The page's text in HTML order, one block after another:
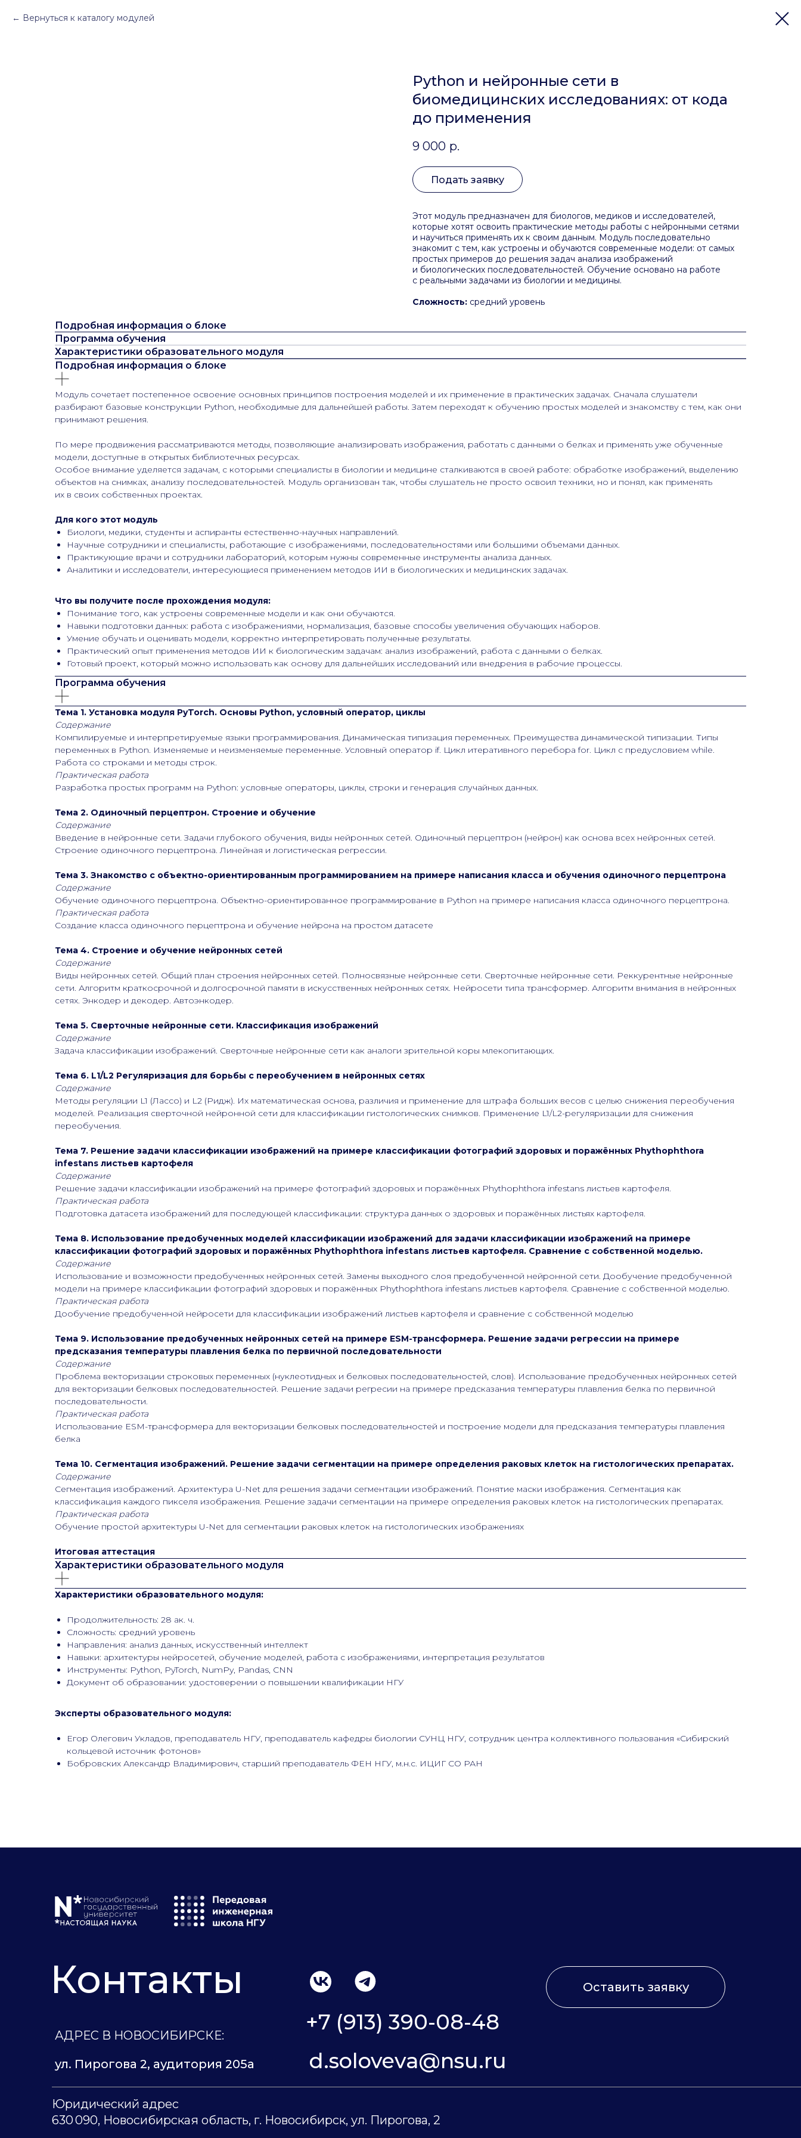
Вернуться к каталогу модулей
Python и нейронные сети в
биомедицинских исследованиях: от кода
до применения
9 000 р.
Подать заявку
Этот модуль предназначен для биологов, медиков и исследователей,
которые хотят освоить практические методы работы с нейронными сетями
и научиться применять их к своим данным. Модуль последовательно
знакомит с тем, как устроены и обучаются современные модели: от самых
простых примеров до решения задач анализа изображений
и биологических последовательностей. Обучение основано на работе
с реальными задачами из биологии и медицины.
Сложность: средний уровень
Подробная информация о блоке
Программа обучения
Характеристики образовательного модуля
Подробная информация о блоке
Модуль сочетает постепенное освоение основных принципов построения моделей и их применение в практических задачах. Сначала слушатели
разбирают базовые конструкции Python, необходимые для дальнейшей работы. Затем переходят к обучению простых моделей и знакомству с тем, как они
принимают решения.
По мере продвижения рассматриваются методы, позволяющие анализировать изображения, работать с данными о белках и применять уже обученные
модели, доступные в открытых библиотечных ресурсах.
Особое внимание уделяется задачам, с которыми специалисты в биологии и медицине сталкиваются в своей работе: обработке изображений, выделению
объектов на снимках, анализу последовательностей. Модуль организован так, чтобы слушатель не просто освоил техники, но и понял, как применять
их в своих собственных проектах.
Для кого этот модуль
Биологи, медики, студенты и аспиранты естественно-научных направлений.
Научные сотрудники и специалисты, работающие с изображениями, последовательностями или большими объемами данных.
Практикующие врачи и сотрудники лабораторий, которым нужны современные инструменты анализа данных.
Аналитики и исследователи, интересующиеся применением методов ИИ в биологических и медицинских задачах.
Что вы получите после прохождения модуля:
Понимание того, как устроены современные модели и как они обучаются.
Навыки подготовки данных: работа с изображениями, нормализация, базовые способы увеличения обучающих наборов.
Умение обучать и оценивать модели, корректно интерпретировать полученные результаты.
Практический опыт применения методов ИИ к биологическим задачам: анализ изображений, работа с данными о белках.
Готовый проект, который можно использовать как основу для дальнейших исследований или внедрения в рабочие процессы.
Программа обучения
Тема 1. Установка модуля PyTorch. Основы Python, условный оператор, циклы
Содержание
Компилируемые и интерпретируемые языки программирования. Динамическая типизация переменных. Преимущества динамической типизации. Типы
переменных в Python. Изменяемые и неизменяемые переменные. Условный оператор if. Цикл итеративного перебора for. Цикл с предусловием while.
Работа со строками и методы строк.
Практическая работа
Разработка простых программ на Python: условные операторы, циклы, строки и генерация случайных данных.
Тема 2. Одиночный перцептрон. Строение и обучение
Содержание
Введение в нейронные сети. Задачи глубокого обучения, виды нейронных сетей. Одиночный перцептрон (нейрон) как основа всех нейронных сетей.
Строение одиночного перцептрона. Линейная и логистическая регрессии.
Тема 3. Знакомство с объектно-ориентированным программированием на примере написания класса и обучения одиночного перцептрона
Содержание
Обучение одиночного перцептрона. Объектно-ориентированное программирование в Python на примере написания класса одиночного перцептрона.
Практическая работа
Создание класса одиночного перцептрона и обучение нейрона на простом датасете
Тема 4. Строение и обучение нейронных сетей
Содержание
Виды нейронных сетей. Общий план строения нейронных сетей. Полносвязные нейронные сети. Сверточные нейронные сети. Реккурентные нейронные
сети. Алгоритм краткосрочной и долгосрочной памяти в искусственных нейронных сетях. Нейросети типа трансформер. Алгоритм внимания в нейронных
сетях. Энкодер и декодер. Автоэнкодер.
Тема 5. Сверточные нейронные сети. Классификация изображений
Содержание
Задача классификации изображений. Сверточные нейронные сети как аналоги зрительной коры млекопитающих.
Тема 6. L1/L2 Регуляризация для борьбы с переобучением в нейронных сетях
Содержание
Методы регуляции L1 (Лассо) и L2 (Ридж). Их математическая основа, различия и применение для штрафа больших весов с целью снижения переобучения
моделей. Реализация сверточной нейронной сети для классификации гистологических снимков. Применение L1/L2-регуляризации для снижения
переобучения.
Тема 7. Решение задачи классификации изображений на примере классификации фотографий здоровых и поражённых Phythophthora
infestans листьев картофеля
Содержание
Решение задачи классификации изображений на примере фотографий здоровых и поражённых Phythophthora infestans листьев картофеля.
Практическая работа
Подготовка датасета изображений для последующей классификации: структура данных о здоровых и поражённых листьях картофеля.
Тема 8. Использование предобученных моделей классификации изображений для задачи классификации изображений на примере
классификации фотографий здоровых и поражённых Phythophthora infestans листьев картофеля. Сравнение с собственной моделью.
Содержание
Использование и возможности предобученных нейронных сетей. Замены выходного слоя предобученной нейронной сети. Дообучение предобученной
модели на примере классификации фотографий здоровых и поражённых Phythophthora infestans листьев картофеля. Сравнение с собственной моделью.
Практическая работа
Дообучение предобученной нейросети для классификации изображений листьев картофеля и сравнение с собственной моделью
Тема 9. Использование предобученных нейронных сетей на примере ESM-трансформера. Решение задачи регрессии на примере
предсказания температуры плавления белка по первичной последовательности
Содержание
Проблема векторизации строковых переменных (нуклеотидных и белковых последовательностей, слов). Использование предобученных нейронных сетей
для векторизации белковых последовательностей. Решение задачи регресии на примере предсказания температуры плавления белка по первичной
последовательности.
Практическая работа
Использование ESM-трансформера для векторизации белковых последовательностей и построение модели для предсказания температуры плавления
белка
Тема 10. Сегментация изображений. Решение задачи сегментации на примере определения раковых клеток на гистологических препаратах.
Содержание
Сегментация изображений. Архитектура U-Net для решения задачи сегментации изображений. Понятие маски изображения. Сегментация как
классификация каждого пикселя изображения. Решение задачи сегментации на примере определения раковых клеток на гистологических препаратах.
Практическая работа
Обучение простой архитектуры U-Net для сегментации раковых клеток на гистологических изображениях
Итоговая аттестация
Характеристики образовательного модуля
Характеристики образовательного модуля:
Продолжительность: 28 ак. ч.
Сложность: средний уровень
Направления: анализ данных, искусственный интеллект
Навыки: архитектуры нейросетей, обучение моделей, работа с изображениями, интерпретация результатов
Инструменты: Python, PyTorch, NumPy, Pandas, CNN
Документ об образовании: удостоверении о повышении квалификации НГУ
Эксперты образовательного модуля:
Егор Олегович Укладов, преподаватель НГУ, преподаватель кафедры биологии СУНЦ НГУ, сотрудник центра коллективного пользования «Сибирский
кольцевой источник фотонов»
Бобровских Александр Владимирович, старший преподаватель ФЕН НГУ, м.н.с. ИЦИГ СО РАН
Контакты
АДРЕС В НОВОСИБИРСКЕ:
ул. Пирогова 2, аудитория 205а
+7 (913) 390-08-48
d.soloveva@nsu.ru
Оставить заявку
Юридический адрес
630 090, Новосибирская область, г. Новосибирск, ул. Пирогова, 2